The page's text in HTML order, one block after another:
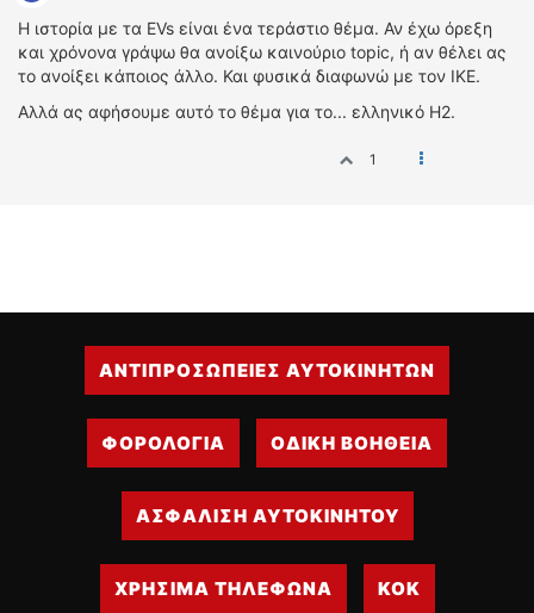
Η ιστορία με τα EVs είναι ένα τεράστιο θέμα. Αν έχω όρεξη
και χρόνονα γράψω θα ανοίξω καινούριο topic, ή αν θέλει ας
το ανοίξει κάποιος άλλο. Και φυσικά διαφωνώ με τον IKE.
Αλλά ας αφήσουμε αυτό το θέμα για το... ελληνικό H2.
1
ΑΝΤΙΠΡΟΣΩΠΕΙΕΣ ΑΥΤΟΚΙΝΗΤΩΝ
ΦΟΡΟΛΟΓΙΑ ΟΔΙΚΗ ΒΟΗΘΕΙΑ
ΑΣΦΑΛΙΣΗ ΑΥΤΟΚΙΝΗΤΟΥ
ΧΡΗΣΙΜΑ ΤΗΛΕΦΩΝΑ ΚΟΚ